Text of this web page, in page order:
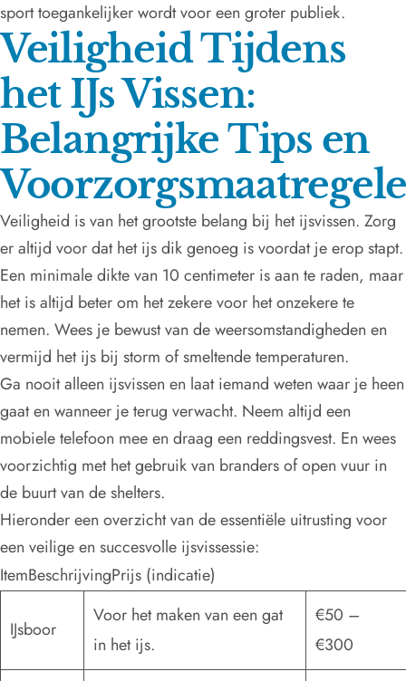
sport toegankelijker wordt voor een groter publiek.
Veiligheid Tijdens
het IJs Vissen:
Belangrijke Tips en
Veiligheid is van het grootste belang bij het ijsvissen. Zorg
er altijd voor dat het ijs dik genoeg is voordat je erop stapt.
Een minimale dikte van 10 centimeter is aan te raden, maar
het is altijd beter om het zekere voor het onzekere te
nemen. Wees je bewust van de weersomstandigheden en
vermijd het ijs bij storm of smeltende temperaturen.
Ga nooit alleen ijsvissen en laat iemand weten waar je heen
gaat en wanneer je terug verwacht. Neem altijd een
mobiele telefoon mee en draag een reddingsvest. En wees
voorzichtig met het gebruik van branders of open vuur in
de buurt van de shelters.
Hieronder een overzicht van de essentiële uitrusting voor
een veilige en succesvolle ijsvissessie:
ItemBeschrijvingPrijs (indicatie)
IJsboor
Voor het maken van een gat
in het ijs.
€50 –
€300